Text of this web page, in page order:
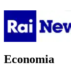
Economia